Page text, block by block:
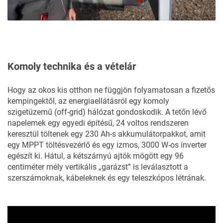
Komoly technika és a vételár
Hogy az okos kis otthon ne függjön folyamatosan a fizetős
kempingektől, az energiaellátásról egy komoly
szigetüzemű (off-grid) hálózat gondoskodik. A tetőn lévő
napelemek egy egyedi építésű, 24 voltos rendszeren
keresztül töltenek egy 230 Ah-s akkumulátorpakkot, amit
egy MPPT töltésvezérlő és egy izmos, 3000 W-os inverter
egészít ki. Hátul, a kétszárnyú ajtók mögött egy 96
centiméter mély vertikális „garázst” is leválasztott a
szerszámoknak, kábeleknek és egy teleszkópos létrának.